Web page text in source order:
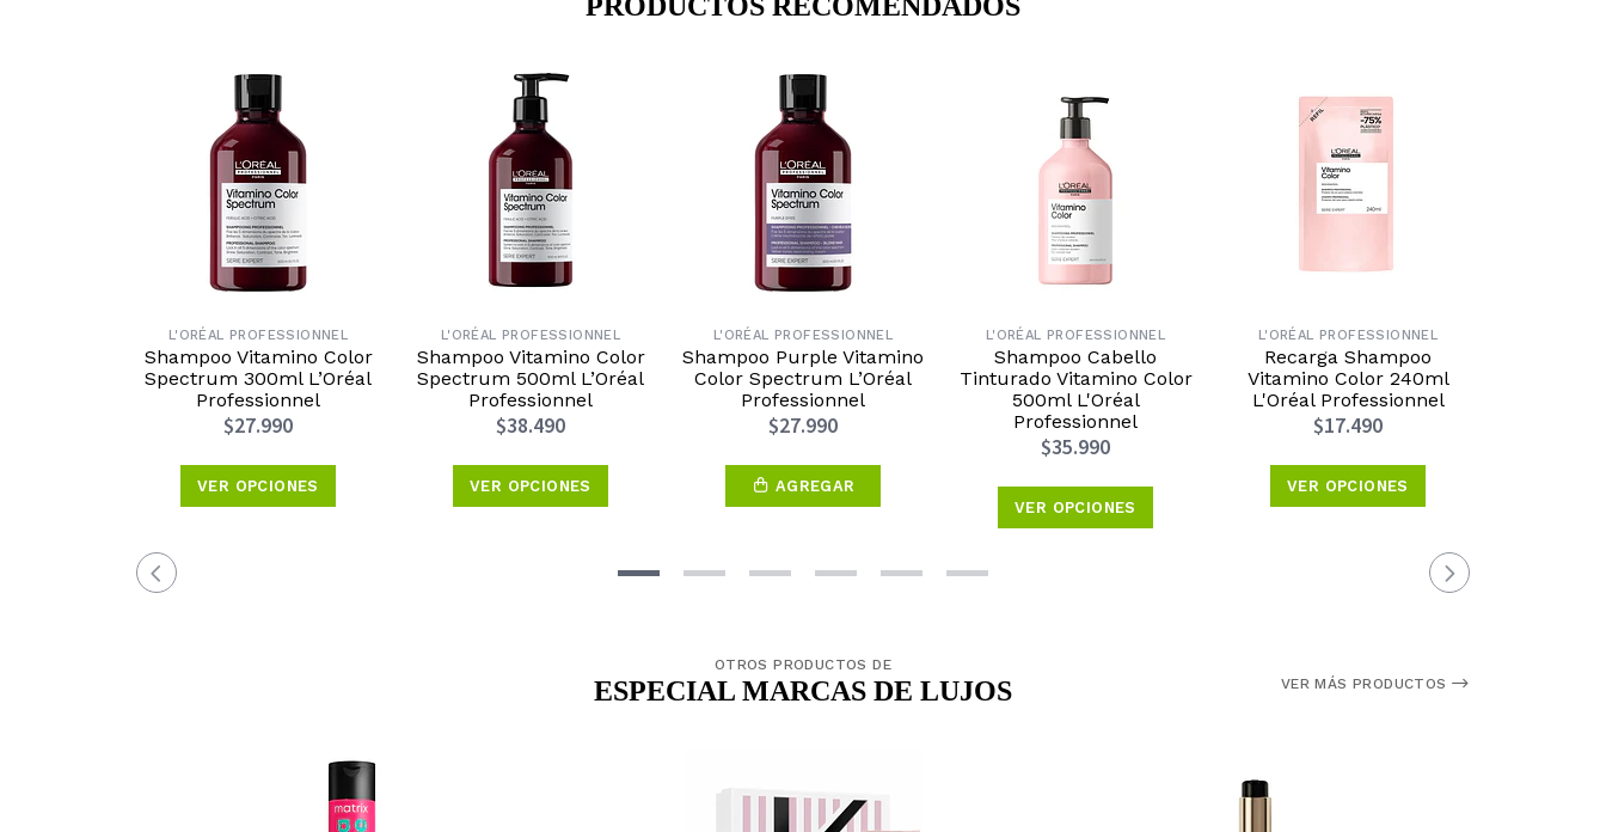
PRODUCTOS RECOMENDADOS
L'ORÉAL PROFESSIONNEL
Shampoo Vitamino Color
Spectrum 300ml L’Oréal
Professionnel
$27.990
VER OPCIONES
L'ORÉAL PROFESSIONNEL
Shampoo Vitamino Color
Spectrum 500ml L’Oréal
Professionnel
$38.490
VER OPCIONES
L'ORÉAL PROFESSIONNEL
Shampoo Purple Vitamino
Color Spectrum L’Oréal
Professionnel
$27.990
AGREGAR
L'ORÉAL PROFESSIONNEL
Shampoo Cabello
Tinturado Vitamino Color
500ml L'Oréal
Professionnel
$35.990
VER OPCIONES
L'ORÉAL PROFESSIONNEL
Recarga Shampoo
Vitamino Color 240ml
L'Oréal Professionnel
$17.490
VER OPCIONES
OTROS PRODUCTOS DE
ESPECIAL MARCAS DE LUJOS VER MÁS PRODUCTOS